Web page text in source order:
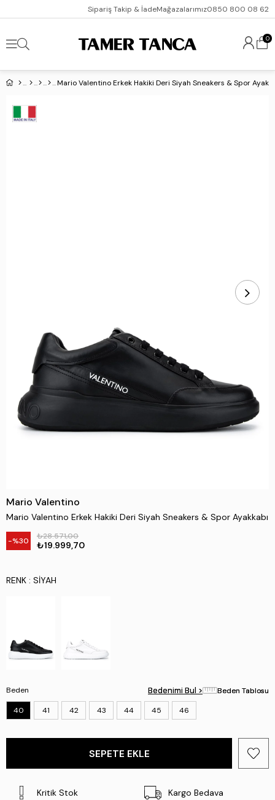
Sipariş Takip & İadeMağazalarımız0850 800 08 62
0
Mario Valentino Erkek Hakiki Deri Siyah Sneakers & Spor
Mario Valentino
Mario Valentino Erkek Hakiki Deri Siyah Sneakers & Spor Ayakkabı
30 ₺28.571,00
₺19.999,70
RENK : SIYAH
Beden
40 41 42 43 44 45 46
Bedenimi Bul > Beden Tablosu
Bedenimi Bul > Beden Tablosu
Kritik Stok Kargo Bedava